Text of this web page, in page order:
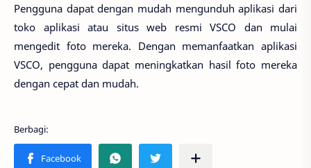
Pengguna dapat dengan mudah mengunduh aplikasi dari
toko aplikasi atau situs web resmi VSCO dan mulai
mengedit foto mereka. Dengan memanfaatkan aplikasi
VSCO, pengguna dapat meningkatkan hasil foto mereka
dengan cepat dan mudah.